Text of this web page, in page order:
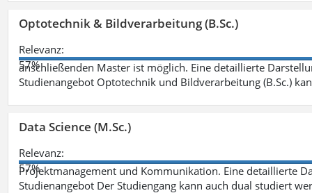
Optotechnik & Bildverarbeitung (B.Sc.)
Relevanz:
57%
anschließenden Master ist möglich. Eine detaillierte
Studienangebot Optotechnik und Bildverarbeitung (B.Sc.)
Data Science (M.Sc.)
Relevanz:
57%
Projektmanagement und Kommunikation. Eine detaillierte
Studienangebot Der Studiengang kann auch dual studiert